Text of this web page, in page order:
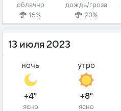
облачно
15%
дождь/гроза
20%
13 июля 2023
ночь
+4°
ясно
утро
+8°
ясно